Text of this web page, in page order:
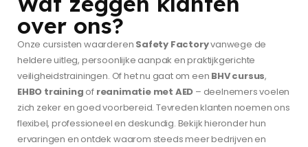
over ons?
Onze cursisten waarderen Safety Factoryvanwege de
heldere uitleg, persoonlijke aanpak en praktijkgerichte
veiligheidstrainingen. Of het nu gaat om een BHV cursus,
EHBO training of reanimatie met AED – deelnemers voelen
zich zeker en goed voorbereid. Tevreden klanten noemen ons
flexibel, professioneel en deskundig. Bekijk hieronder hun
ervaringen en ontdek waarom steeds meer bedrijven en